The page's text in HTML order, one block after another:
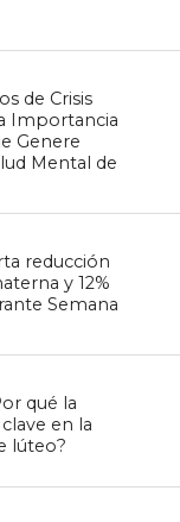
de Crisis
Importancia
Genere
Mental de
reducción
y 12%
Semana
qué la
en la
lúteo?